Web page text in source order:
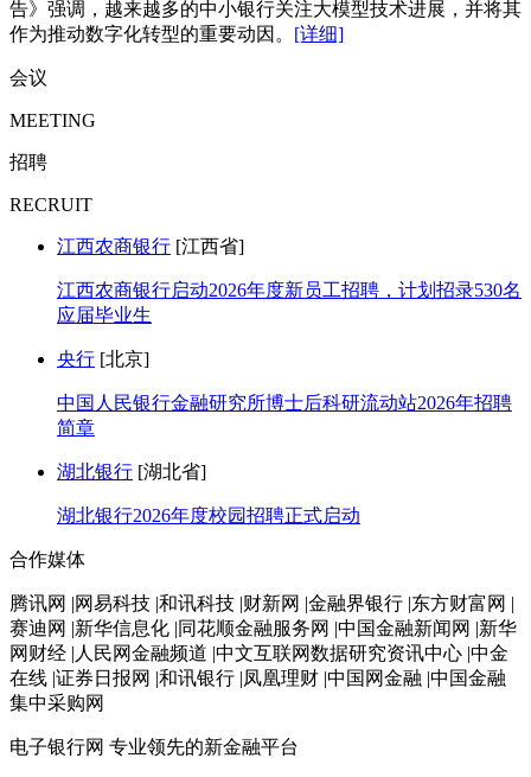
告》强调，越来越多的中小银行关注大模型技术进展，并将其
作为推动数字化转型的重要动因。 [详细]
会议
MEETING
招聘
RECRUIT
江西农商银行 [江西省]
江西农商银行启动2026年度新员工招聘，计划招录530名
应届毕业生
央行 [北京]
中国人民银行金融研究所博士后科研流动站2026年招聘
简章
湖北银行 [湖北省]
湖北银行2026年度校园招聘正式启动
合作媒体
腾讯网 |网易科技 |和讯科技 |财新网 |金融界银行 |东方财富网 |
赛迪网 |新华信息化 |同花顺金融服务网 |中国金融新闻网 |新华
网财经 |人民网金融频道 |中文互联网数据研究资讯中心 |中金
在线 |证券日报网 |和讯银行 |凤凰理财 |中国网金融 |中国金融
集中采购网
电子银行网 专业领先的新金融平台